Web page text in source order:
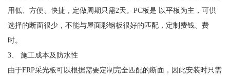
用低、方便、快捷，定做周期只需2天。PC板是 以平板为主，可供
选择的断面很少，不能与屋面彩钢板很好的匹配，定制费钱、费
时。
3、 施工成本及防水性
由于FRP采光板可以根据需要定制完全匹配的断面，因此安装时只需